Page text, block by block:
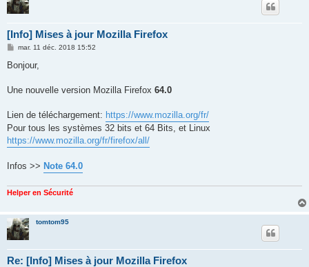
[Info] Mises à jour Mozilla Firefox
M
s
g
mar. 11 déc. 2018 15:52
Bonjour,
Une nouvelle version Mozilla Firefox 64.0
Lien de téléchargement: https://www.mozilla.org/fr/
Pour tous les systèmes 32 bits et 64 Bits, et Linux
https://www.mozilla.org/fr/firefox/all/
Infos >> Note 64.0
Helper en Sécurité
tomtom95
Re: [Info] Mises à jour Mozilla Firefox